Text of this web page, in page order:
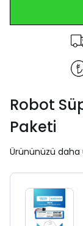
Robot
Paketi
Ürününüzü